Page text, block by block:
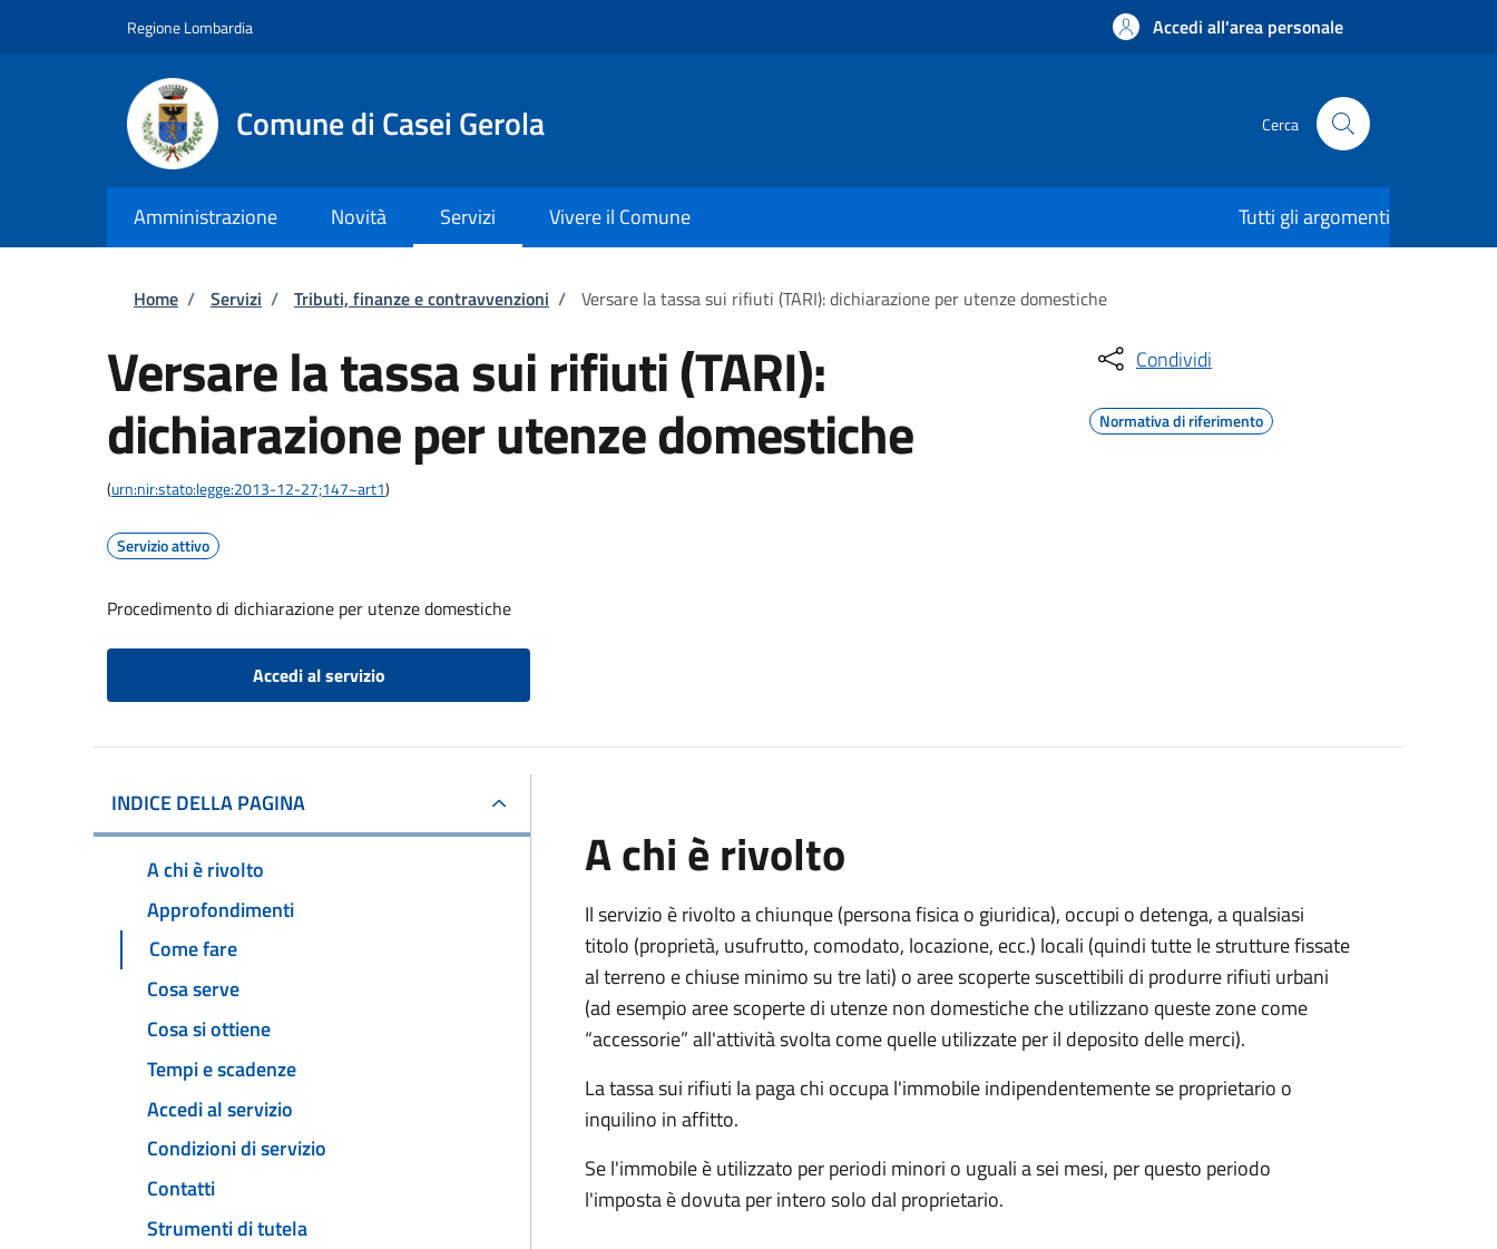
Regione Lombardia Accedi all'area personale
Comune di Casei Gerola Cerca
Amministrazione Novità Servizi Vivere il Comune Tutti gli argomenti
Briciole di pane
Home / Servizi / Tributi, finanze e contravvenzioni / Versare la tassa sui rifiuti (TARI): dichiarazione per utenze domestiche
Versare la tassa sui rifiuti (TARI):
dichiarazione per utenze domestiche
(urn:nir:stato:legge:2013-12-27;147~art1)
Servizio attivo
Procedimento di dichiarazione per utenze domestiche
Accedi al servizio
Condividi
Normativa di riferimento
INDICE DELLA PAGINA
A chi è rivolto
Approfondimenti
Come fare
Cosa serve
Cosa si ottiene
Tempi e scadenze
Accedi al servizio
Condizioni di servizio
Contatti
Strumenti di tutela
A chi è rivolto
Il servizio è rivolto a chiunque (persona fisica o giuridica), occupi o detenga, a qualsiasi
titolo (proprietà, usufrutto, comodato, locazione, ecc.) locali (quindi tutte le strutture fissate
al terreno e chiuse minimo su tre lati) o aree scoperte suscettibili di produrre rifiuti urbani
(ad esempio aree scoperte di utenze non domestiche che utilizzano queste zone come
“accessorie” all'attività svolta come quelle utilizzate per il deposito delle merci).
La tassa sui rifiuti la paga chi occupa l'immobile indipendentemente se proprietario o
inquilino in affitto.
Se l'immobile è utilizzato per periodi minori o uguali a sei mesi, per questo periodo
l'imposta è dovuta per intero solo dal proprietario.